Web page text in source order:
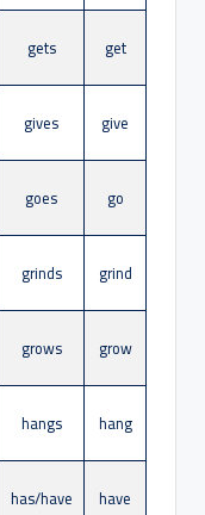
get
gets
give
gives
go
goes
grind
grinds
grow
grows
hang
hangs
have
has/have